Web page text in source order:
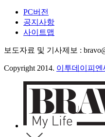
PC버전
공지사항
사이트맵
보도자료 및 기사제보 :
Copyright 2014. 이투데이피엔